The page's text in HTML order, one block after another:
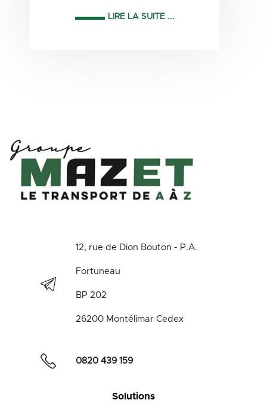
LIRE LA SUITE ...
12, rue de Dion Bouton - P.A.
Fortuneau
BP 202
26200 Montélimar Cedex
0820 439 159
Solutions